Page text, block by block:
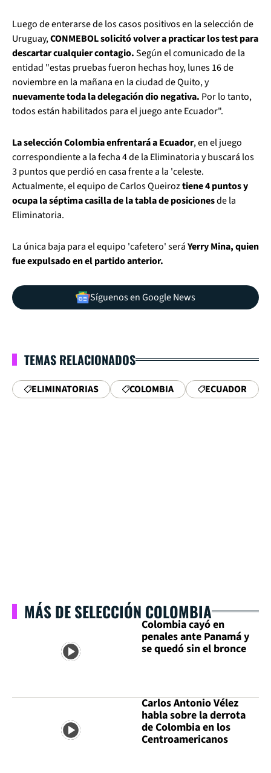
Luego de enterarse de los casos positivos en la selección de
Uruguay,CONMEBOL solicitó volver a practicar los test para
descartar cualquier contagio.Según el comunicado de la
entidad "estas pruebas fueron hechas hoy, lunes 16 de
noviembre en la mañana en la ciudad de Quito, y
nuevamente toda la delegación dio negativa. Por lo tanto,
todos están habilitados para el juego ante Ecuador".
La selección Colombia enfrentará a Ecuador, en el juego
correspondiente a la fecha 4 de la Eliminatoria y buscará los
3 puntos que perdió en casa frente a la 'celeste.
Actualmente, el equipo de Carlos Queiroztiene 4 puntos y
ocupa la séptima casilla de la tabla de posicionesde la
Eliminatoria.
La única baja para el equipo 'cafetero' seráYerry Mina, quien
fue expulsado en el partido anterior.
Síguenos en Google News
TEMAS RELACIONADOS
ELIMINATORIAS COLOMBIA ECUADOR
MÁS DE SELECCIÓN COLOMBIA
Colombia cayó en
penales ante Panamá y
se quedó sin el bronce
Carlos Antonio Vélez
habla sobre la derrota
de Colombia en los
Centroamericanos